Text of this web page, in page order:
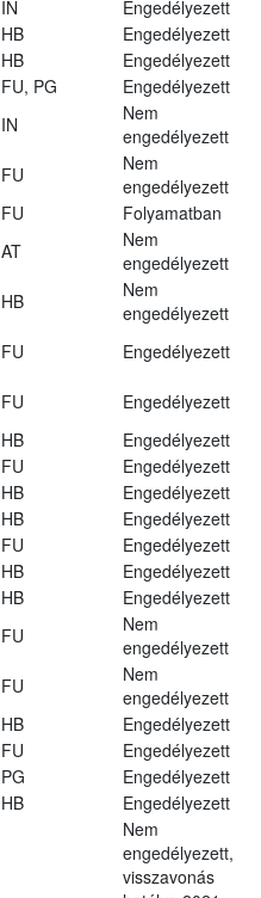
IN
Engedélyezett
HB
Engedélyezett
HB
Engedélyezett
FU, PG
Engedélyezett
IN
Nem
engedélyezett
FU
Nem
engedélyezett
FU
Folyamatban
AT
Nem
engedélyezett
HB
Nem
engedélyezett
FU
Engedélyezett
FU
Engedélyezett
HB
Engedélyezett
FU
Engedélyezett
HB
Engedélyezett
HB
Engedélyezett
FU
Engedélyezett
HB
Engedélyezett
HB
Engedélyezett
FU
Nem
engedélyezett
FU
Nem
engedélyezett
HB
Engedélyezett
FU
Engedélyezett
PG
Engedélyezett
HB Engedélyezett
Nem
engedélyezett,
visszavonás